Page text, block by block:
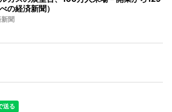
の経済新聞）
聞